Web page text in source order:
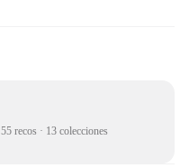
55 recos · 13 colecciones